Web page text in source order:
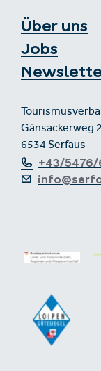
Über uns
Jobs
Gänsackerweg 2
6534 Serfaus
+43/5476/